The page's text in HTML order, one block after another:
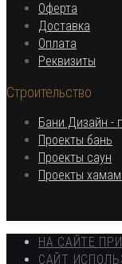
Оферта
в
вкладке
Доставка
новой
Оплата
в
вкладке
Реквизиты
Строительство
Бани Дизайн -
Проекты бань
Проекты саун
в
Проекты
НА САЙТЕ
САЙТ